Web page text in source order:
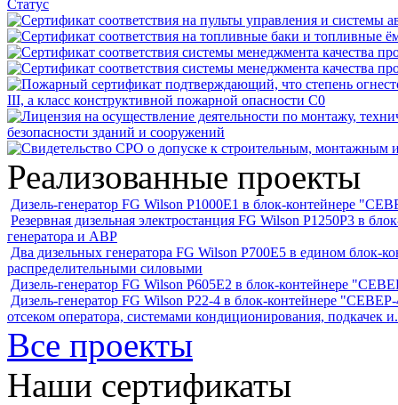
Реализованные проекты
Дизель-генератор FG Wilson P1000E1 в блок-контейнере
Резервная дизельная электростанция FG Wilson P1250Р3 в
генератора и АВР
Два дизельных генератора FG Wilson P700E5 в едином
распределительными силовыми
Дизель-генератор FG Wilson P605Е2 в блок-контейнере
Дизель-генератор FG Wilson P22-4 в блок-контейнере
отсеком оператора, системами кондиционирования, подкачек
Все проекты
Наши сертификаты